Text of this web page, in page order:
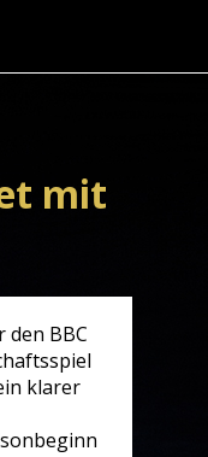
mit
den BBC
klarer